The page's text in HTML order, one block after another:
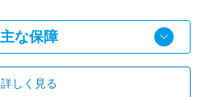
主な保障
詳しく見る